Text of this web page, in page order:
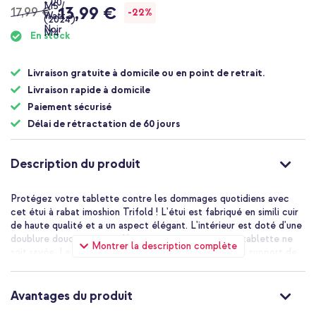
17,99 € 13,99 €
-22%
En stock
Livraison gratuite à domicile ou en point de retrait.
Livraison rapide à domicile
Paiement sécurisé
Délai de rétractation de 60 jours
Description du produit
Montrer la description complète
Protégez votre tablette contre les dommages quotidiens avec
cet étui à rabat imoshion Trifold ! L'étui est fabriqué en simili cuir
de haute qualité et a un aspect élégant. L'intérieur est doté d'une
doublure douce en microfibre pour éviter que votre tablette ne
soit rayée. Le rabat avant peut être transformé en un support de
rabat et se réveille lorsque vous l'ouvrez.
Avantages du produit